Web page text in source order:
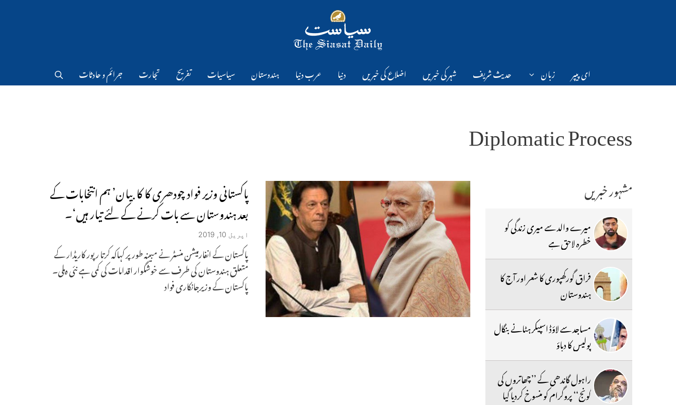
ای پیپر زبان حدیث شریف شہر کی خبریں اضلاع کی خبریں دنیا عرب دنیا ہندوستان سیاسیات تفریح تجارت جرائم و حادثات
Diplomatic Process
پاکستانی وزیر فواد چودھری کا کا بیان’ ہم انتخابات کے
بعد ہندوستان سے بات کرنے کے لئے تیار ہیں‘۔
اپریل 10, 2019
پاکستان کے انفارمیشن منسٹر نے مبینہ طور پر کہاکہ کرتا ر پور کاریڈار کے
متعلق ہندوستان کی طرف سے خوشگوار اقدامات کی کمی ہے نئی دہلی۔
پاکستان کے وزیرجانکاری فواد
مشہور خبریں
میرے والد سے میری زندگی کو
خطرہ لاحق ہے
فراق گورکھپوری کا شعر اور آج کا
ہندوستان
مساجد سے لاؤڈ اسپیکر ہٹانے بنگال
پولیس کا دباؤ
راہول گاندھی کے ’’چھاتروں کی
گونج‘‘ پروگرام کو منسوخ کردیا گیا